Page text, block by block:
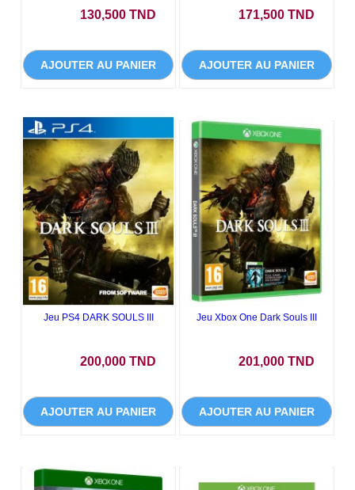
130,500 TND
AJOUTER AU PANIER
171,500 TND
AJOUTER AU PANIER
Jeu PS4 DARK SOULS III
200,000 TND
AJOUTER AU PANIER
Jeu Xbox One Dark Souls III
201,000 TND
AJOUTER AU PANIER